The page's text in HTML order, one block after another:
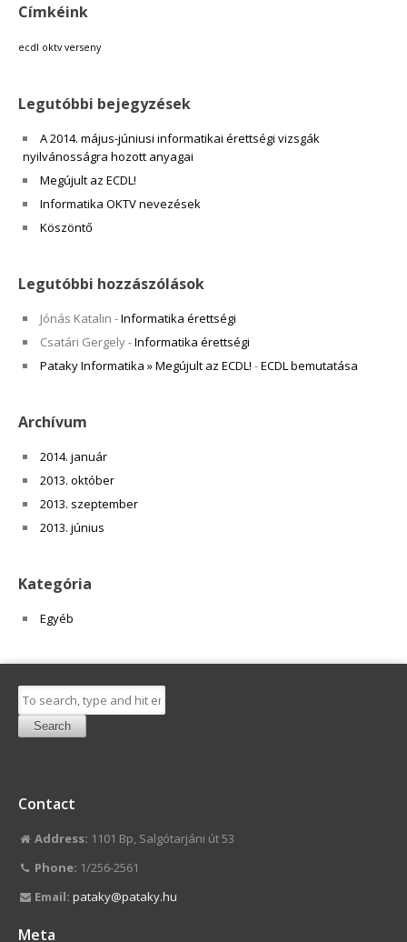
Címkéink
ecdl oktv verseny
Legutóbbi bejegyzések
A 2014. május-júniusi informatikai érettségi vizsgák
nyilvánosságra hozott anyagai
Megújult az ECDL!
Informatika OKTV nevezések
Köszöntő
Legutóbbi hozzászólások
Jónás Katalin -Informatika érettségi
Csatári Gergely-Informatika érettségi
Pataky Informatika » Megújult az ECDL! -ECDL bemutatása
Archívum
2014. január
2013. október
2013. szeptember
2013. június
Kategória
Egyéb
Search
Contact
Address: 1101 Bp, Salgótarjáni út 53
Phone: 1/256-2561
Email: pataky@pataky.hu
Meta